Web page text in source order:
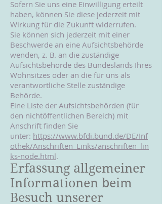
Sofern Sie uns eine Einwilligung erteilt
haben, können Sie diese jederzeit mit
Wirkung für die Zukunft widerrufen.
Sie können sich jederzeit mit einer
Beschwerde an eine Aufsichtsbehörde
wenden, z. B. an die zuständige
Aufsichtsbehörde des Bundeslands Ihres
Wohnsitzes oder an die für uns als
verantwortliche Stelle zuständige
Behörde.
Eine Liste der Aufsichtsbehörden (für
den nichtöffentlichen Bereich) mit
Anschrift finden Sie
unter: https://www.bfdi.bund.de/DE/Inf
othek/Anschriften_Links/anschriften_lin
ks-node.html.
Erfassung allgemeiner
Informationen beim
Besuch unserer